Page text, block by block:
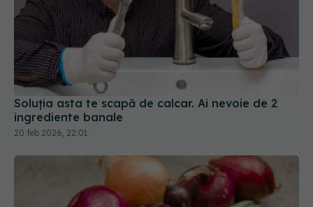
Soluția asta te scapă de calcar. Ai nevoie de 2
ingrediente banale
20 feb 2026, 22:01